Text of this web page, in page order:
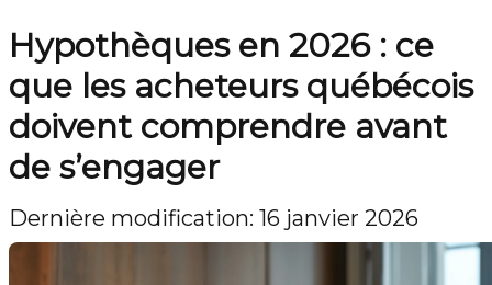
Hypothèques en 2026 : ce
que les acheteurs québécois
doivent comprendre avant
de s’engager
Dernière modification: 16 janvier 2026